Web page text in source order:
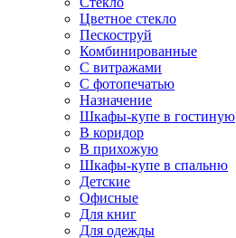
Цветное стекло
Пескоструй
Комбинированные
С витражами
С фотопечатью
Назначение
Шкафы-купе в гостиную
В коридор
В прихожую
Шкафы-купе в спальню
Детские
Офисные
Для книг
Для одежды